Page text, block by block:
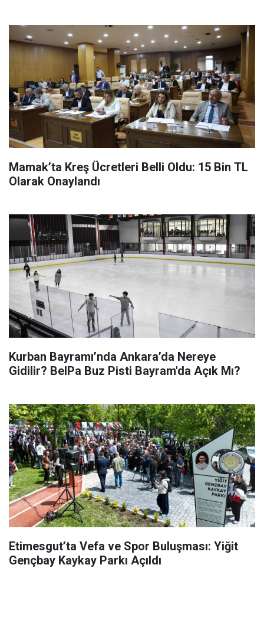
Mamak’ta Kreş Ücretleri Belli Oldu: 15 Bin TL
Olarak Onaylandı
Kurban Bayramı’nda Ankara’da Nereye
Gidilir? BelPa Buz Pisti Bayram'da Açık Mı?
Etimesgut’ta Vefa ve Spor Buluşması: Yiğit
Gençbay Kaykay Parkı Açıldı